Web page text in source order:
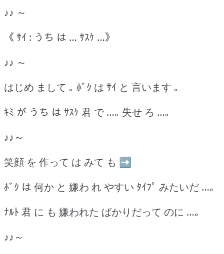
♪♪ ～
《 ｻｲ : うち は … ｻｽｹ …》
♪♪ ～
はじめ まして ｡ ﾎﾞｸ は ｻｲ と 言います ｡
ｷﾐ が うち は ｻｽｹ 君 で …｡ 失せ ろ …｡
♪♪～
笑顔 を 作って は みて も ➡
ﾎﾞｸ は 何か と 嫌わ れ やすい ﾀｲﾌﾟ みたいだ …｡
ﾅﾙﾄ 君 に も 嫌われた ばかりだって のに …｡
♪♪～